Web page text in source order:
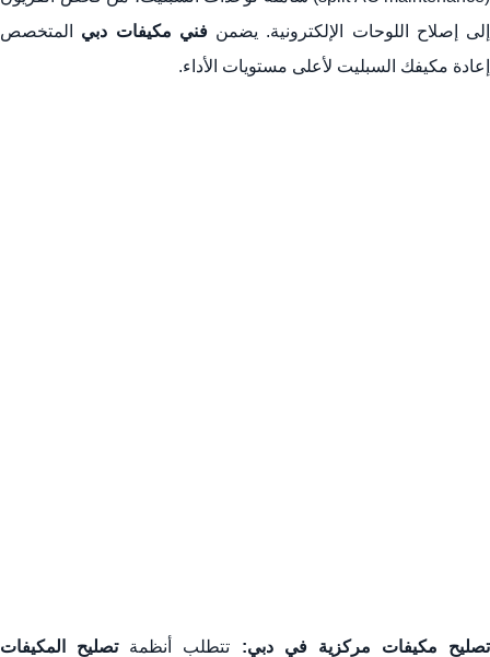
إلى إصلاح اللوحات الإلكترونية. يضمنفني مكيفات دبي المتخصص
إعادة مكيفك السبليت لأعلى مستويات الأداء.
تصليح مكيفات مركزية في دبي: تتطلب أنظمةتصليح المكيفات